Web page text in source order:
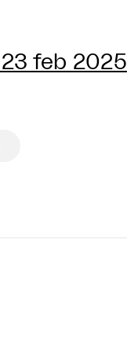
feb 2025